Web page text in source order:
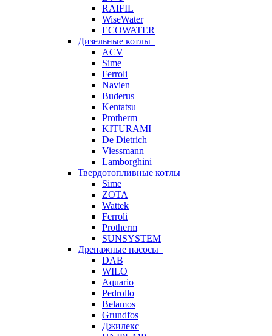
RAIFIL
WiseWater
ECOWATER
Дизельные котлы
ACV
Sime
Ferroli
Navien
Buderus
Kentatsu
Protherm
KITURAMI
De Dietrich
Viessmann
Lamborghini
Твердотопливные котлы
Sime
ZOTA
Wattek
Ferroli
Protherm
SUNSYSTEM
Дренажные насосы
DAB
WILO
Aquario
Pedrollo
Belamos
Grundfos
Джилекс